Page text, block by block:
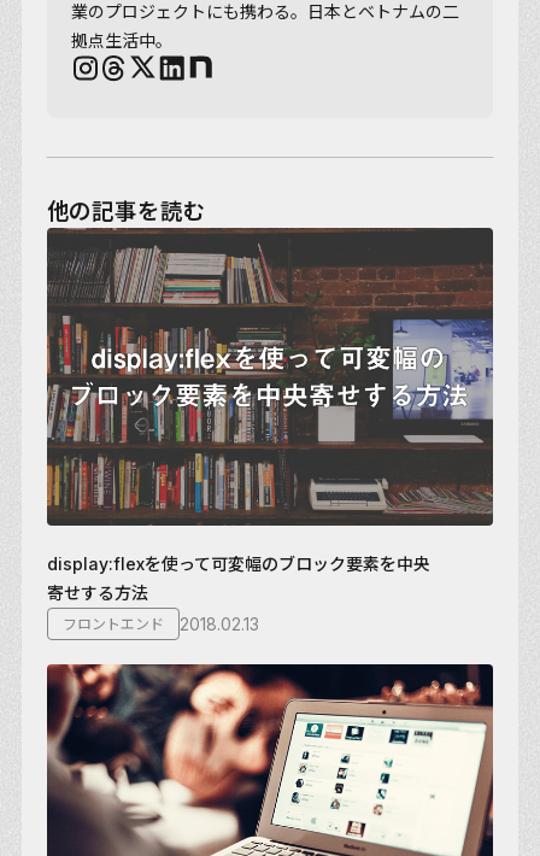
業のプロジェクトにも携わる。日本とベトナムの二
拠点生活中。
他の記事を読む
display:flexを使って可変幅のブロック要素を中央
寄せする方法
フロントエンド 2018.02.13